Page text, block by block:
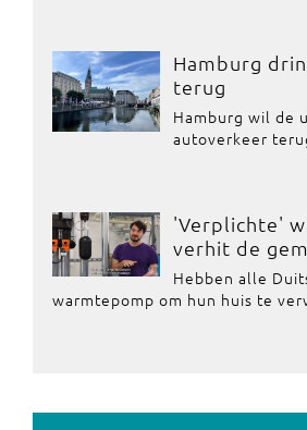
Hamburg
terug
Hamburg wil de
autoverkeer
'Verplichte'
verhit de
Hebben alle
warmtepomp om hun huis te